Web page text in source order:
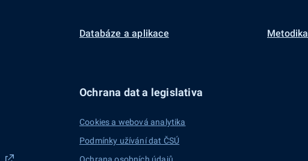
Databáze a aplikace Metodika
Ochrana dat a legislativa
Cookies a webová analytika
Podmínky užívání dat ČSÚ